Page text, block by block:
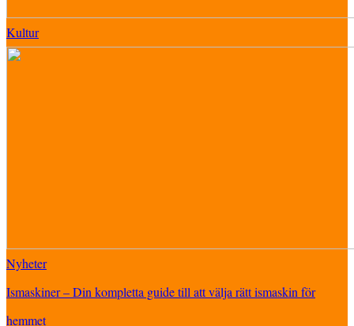
Kultur
Nyheter
Ismaskiner – Din kompletta guide till att välja rätt ismaskin för
hemmet